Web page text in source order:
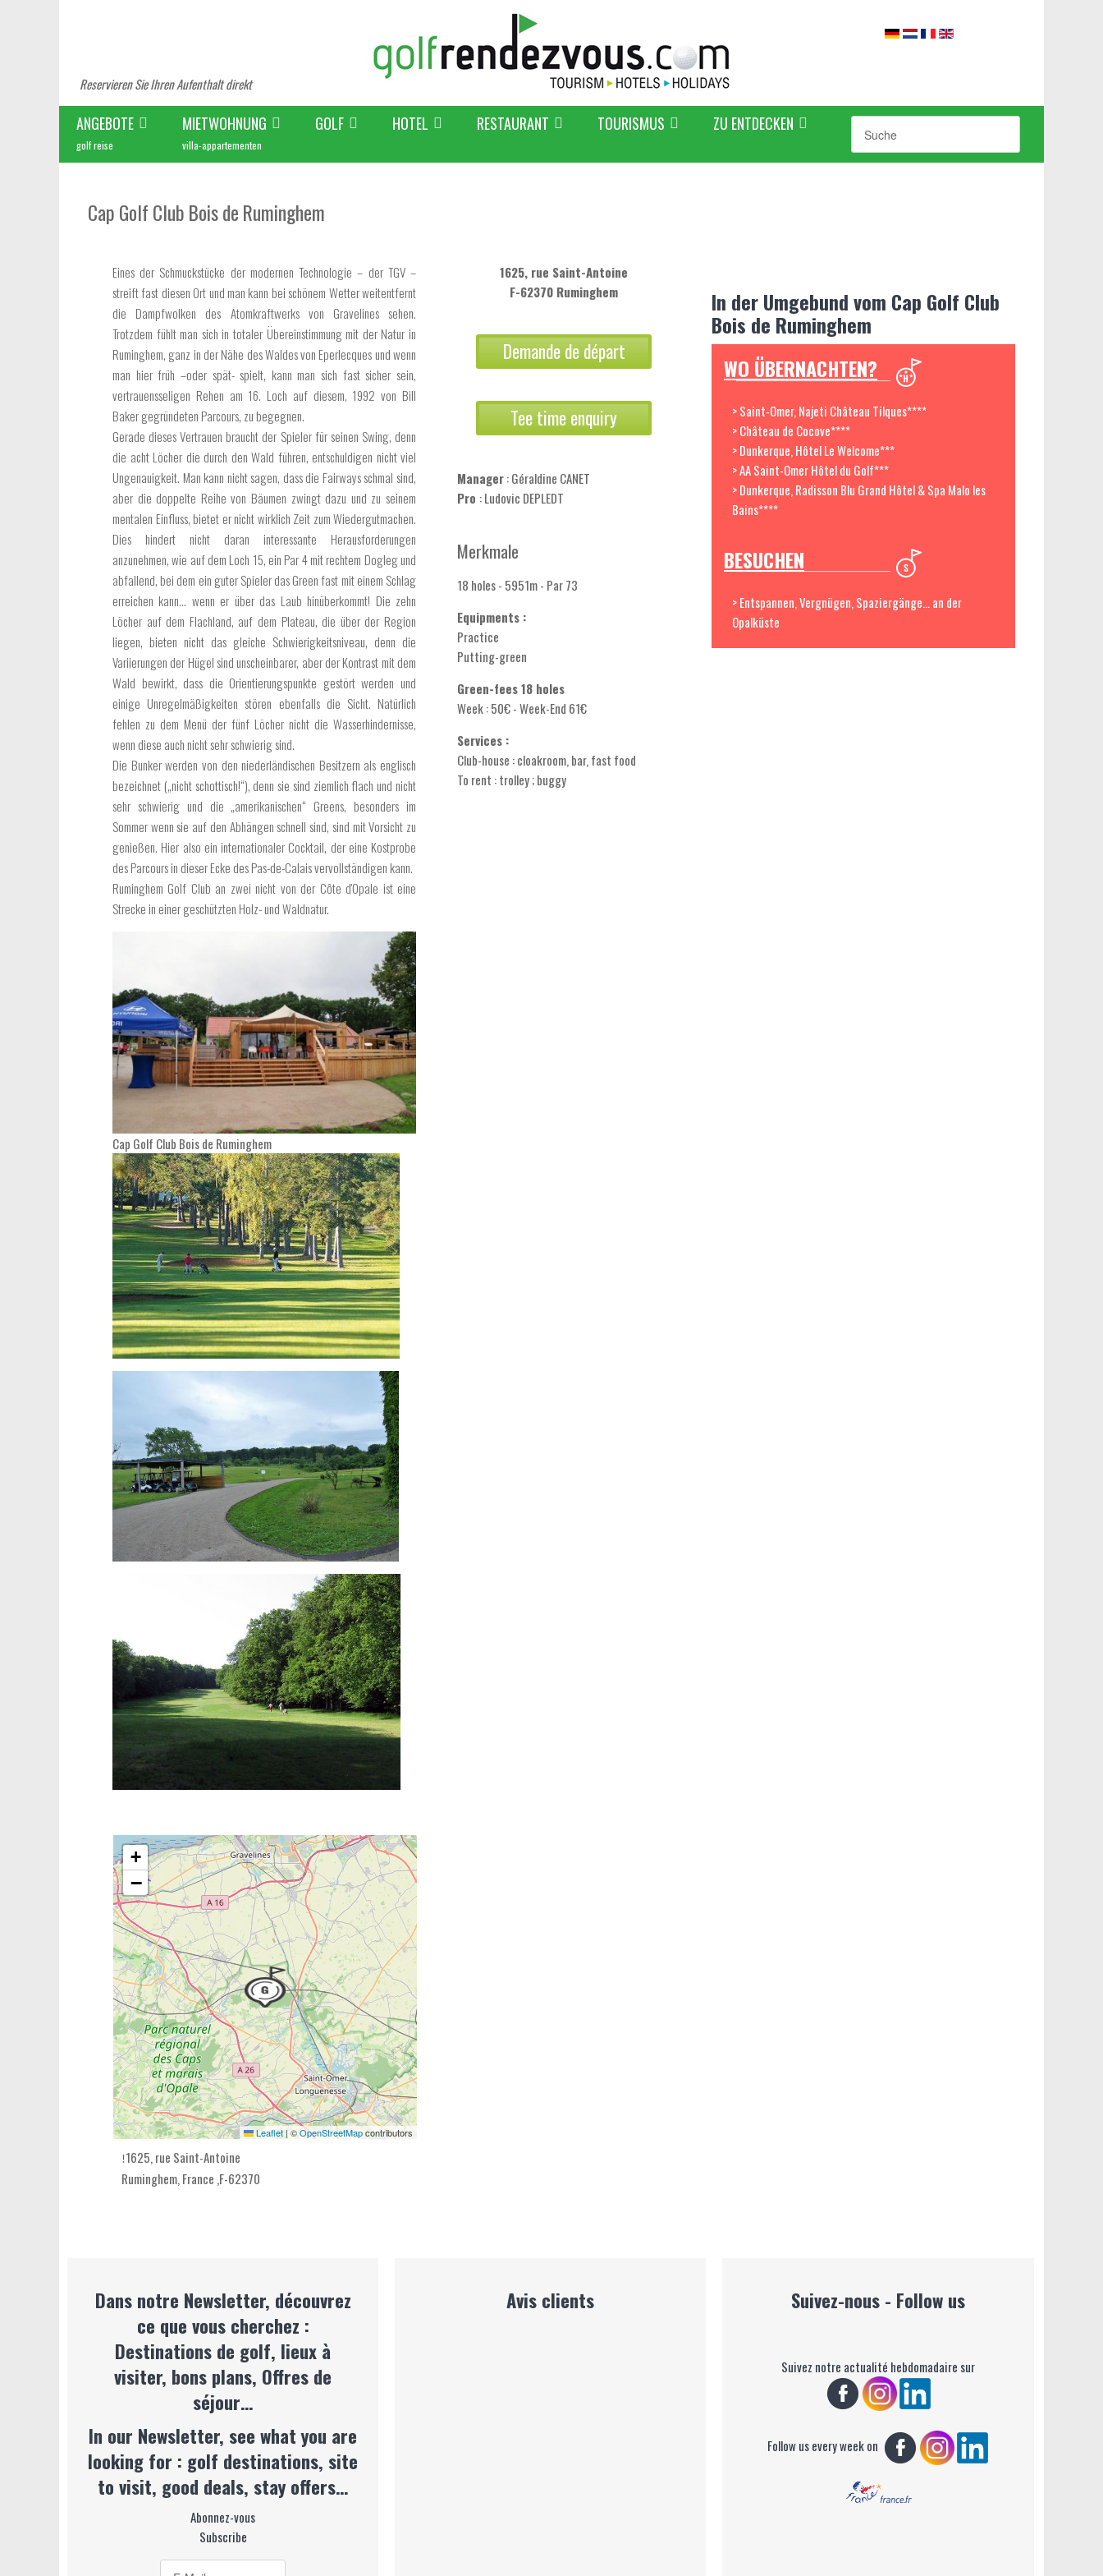
Reservieren Sie Ihren Aufenthalt direkt
ANGEBOTE
golf reise
MIETWOHNUNG
villa-appartementen
GOLF HOTEL RESTAURANT TOURISMUS ZU ENTDECKEN
Cap Golf Club Bois de Ruminghem
Eines der Schmuckstücke der modernen Technologie – der TGV –
streift fast diesen Ort und man kann bei schönem Wetter weitentfernt
die Dampfwolken des Atomkraftwerks von Gravelines sehen.
Trotzdem fühlt man sich in totaler Übereinstimmung mit der Natur in
Ruminghem, ganz in der Nähe des Waldes von Eperlecques und wenn
man hier früh –oder spät- spielt, kann man sich fast sicher sein,
vertrauensseligen Rehen am 16. Loch auf diesem, 1992 von Bill
Baker gegründeten Parcours, zu begegnen.
Gerade dieses Vertrauen braucht der Spieler für seinen Swing, denn
die acht Löcher die durch den Wald führen, entschuldigen nicht viel
Ungenauigkeit. Man kann nicht sagen, dass die Fairways schmal sind,
aber die doppelte Reihe von Bäumen zwingt dazu und zu seinem
mentalen Einfluss, bietet er nicht wirklich Zeit zum Wiedergutmachen.
Dies hindert nicht daran interessante Herausforderungen
anzunehmen, wie auf dem Loch 15, ein Par 4 mit rechtem Dogleg und
abfallend, bei dem ein guter Spieler das Green fast mit einem Schlag
erreichen kann… wenn er über das Laub hinüberkommt! Die zehn
Löcher auf dem Flachland, auf dem Plateau, die über der Region
liegen, bieten nicht das gleiche Schwierigkeitsniveau, denn die
Variierungen der Hügel sind unscheinbarer, aber der Kontrast mit dem
Wald bewirkt, dass die Orientierungspunkte gestört werden und
einige Unregelmäßigkeiten stören ebenfalls die Sicht. Natürlich
fehlen zu dem Menü der fünf Löcher nicht die Wasserhindernisse,
wenn diese auch nicht sehr schwierig sind.
Die Bunker werden von den niederländischen Besitzern als englisch
bezeichnet („nicht schottisch!“), denn sie sind ziemlich flach und nicht
sehr schwierig und die „amerikanischen“ Greens, besonders im
Sommer wenn sie auf den Abhängen schnell sind, sind mit Vorsicht zu
genießen. Hier also ein internationaler Cocktail, der eine Kostprobe
des Parcours in dieser Ecke des Pas-de-Calais vervollständigen kann.
Ruminghem Golf Club an zwei nicht von der Côte d'Opale ist eine
Strecke in einer geschützten Holz- und Waldnatur.
Cap Golf Club Bois de Ruminghem
+
−
Leaflet | ©OpenStreetMapcontributors
1625, rue Saint-Antoine
Ruminghem, France ,F-62370
1625, rue Saint-Antoine
F-62370 Ruminghem
Demande de départ
Tee time enquiry
Manager: Géraldine CANET
Pro : Ludovic DEPLEDT
Merkmale
18 holes - 5951m - Par 73
Equipments :
Practice
Putting-green
Green-fees 18 holes
Week : 50€ - Week-End 61€
Services :
Club-house : cloakroom, bar, fast food
To rent : trolley ; buggy
In der Umgebund vom Cap Golf Club
Bois de Ruminghem
WO ÜBERNACHTEN?
> Saint-Omer, Najeti Château Tilques****
> Château de Cocove****
> Dunkerque, Hôtel Le Welcome***
> AA Saint-Omer Hôtel du Golf***
> Dunkerque, Radisson Blu Grand Hôtel & Spa Malo les
Bains****
BESUCHEN
> Entspannen, Vergnügen, Spaziergänge... an der
Opalküste
Dans notre Newsletter, découvrez
ce que vous cherchez :
Destinations de golf, lieux à
visiter, bons plans, Offres de
séjour…
In our Newsletter, see what you are
looking for : golf destinations, site
to visit, good deals, stay offers…
Abonnez-vous
Subscribe
Avis clients Suivez-nous - Follow us
Suivez notre actualité hebdomadaire sur
Follow us every week on